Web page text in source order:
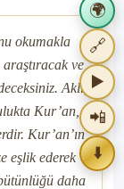
okumakla
ve
Aklı,
Kur’an,
Kur’an’ın
eşlik ederek
daha
🌍
🔗
▶️
📲
⬇️
7 Gün
Zamanlar